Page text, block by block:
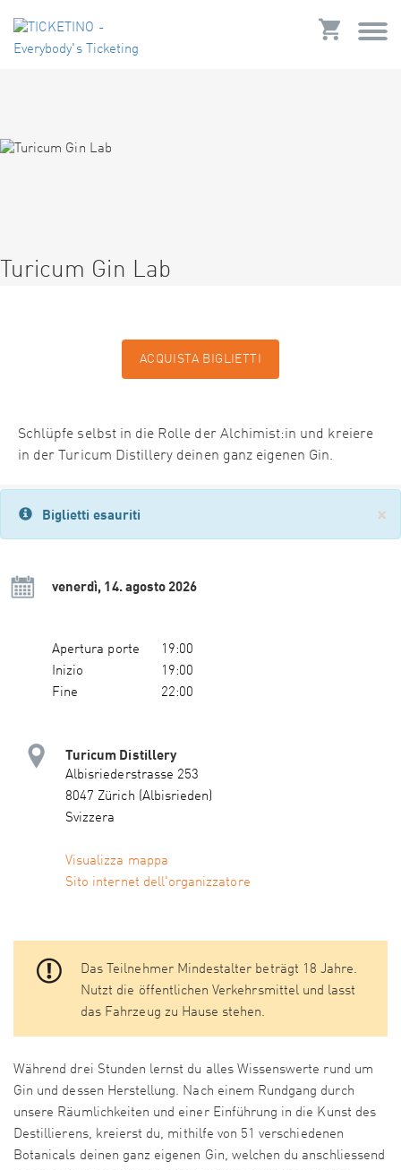
Turicum Gin Lab
ACQUISTA BIGLIETTI
Schlüpfe selbst in die Rolle der Alchimist:in und kreiere
in der Turicum Distillery deinen ganz eigenen Gin.
×
Biglietti esauriti
venerdì, 14. agosto 2026
Apertura porte
19:00
Inizio
19:00
Fine
22:00
Turicum Distillery
Albisriederstrasse 253
8047 Zürich (Albisrieden)
Svizzera
Visualizza mappa
Sito internet dell'organizzatore
Das Teilnehmer Mindestalter beträgt 18 Jahre.
Nutzt die öffentlichen Verkehrsmittel und lasst
das Fahrzeug zu Hause stehen.
Während drei Stunden lernst du alles Wissenswerte rund um
Gin und dessen Herstellung. Nach einem Rundgang durch
unsere Räumlichkeiten und einer Einführung in die Kunst des
Destillierens, kreierst du, mithilfe von 51 verschiedenen
Botanicals deinen ganz eigenen Gin, welchen du anschliessend